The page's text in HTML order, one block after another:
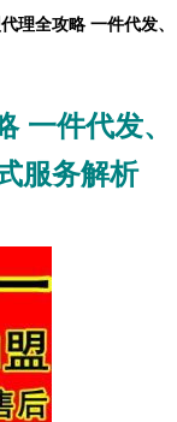
理全攻略 一件代发、
一件代发、
服务解析